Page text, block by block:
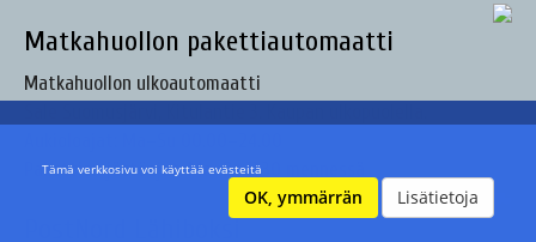
Matkahuollon pakettiautomaatti
Matkahuollon ulkoautomaatti
Pakettien jättöajat: Ma–Pe 11.30 mennessä
Tämä verkkosivu voi käyttää evästeitä
OK, ymmärrän Lisätietoja